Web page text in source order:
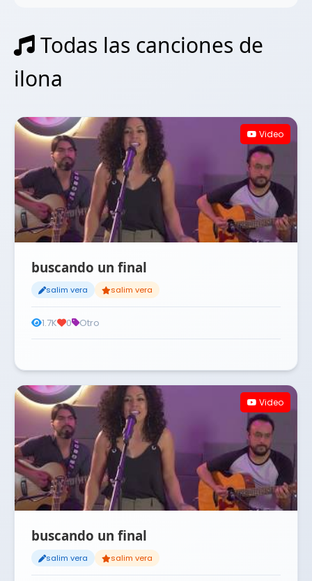
Todas las canciones de
ilona
Video
buscando un final
salim vera salim vera
1.7K 0 Otro
Video
buscando un final
salim vera salim vera